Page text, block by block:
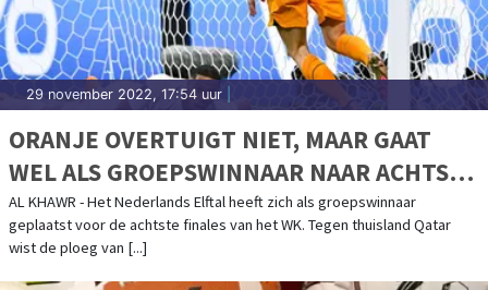
29 november 2022, 17:54 uur
ORANJE OVERTUIGT NIET, MAAR GAAT
WEL ALS GROEPSWINNAAR NAAR ACHTSTE
FINALES
AL KHAWR - Het Nederlands Elftal heeft zich als groepswinnaar
geplaatst voor de achtste finales van het WK. Tegen thuisland Qatar
wist de ploeg van [...]